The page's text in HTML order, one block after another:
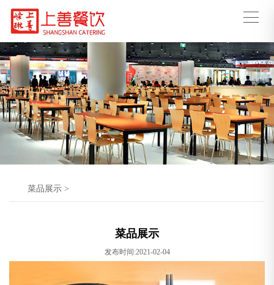
菜品展示 >
菜品展示
发布时间:2021-02-04